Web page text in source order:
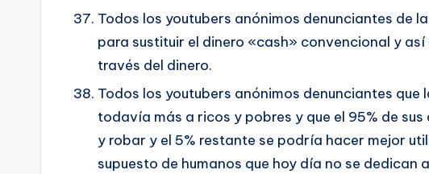
Todos los youtubers anónimos denunciantes de
para sustituir el dinero «cash» convencional y
través del dinero.
Todos los youtubers anónimos denunciantes
todavía más a ricos y pobres y que el 95% de
y robar y el 5% restante se podría hacer mejor
supuesto de humanos que hoy día no se dedican